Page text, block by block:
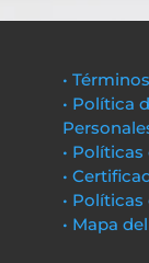
•
• Política
•
•
•
• Mapa